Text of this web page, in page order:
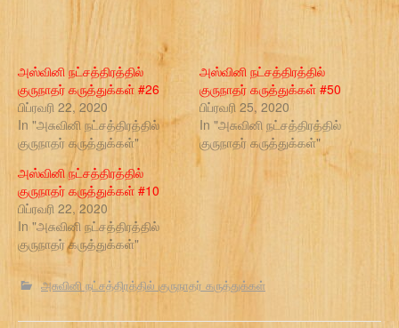
அஸ்வினி நட்சத்திரத்தில்
குருநாதர் கருத்துக்கள் #26
பிப்ரவரி 22, 2020
In "அசுவினி நட்சத்திரத்தில்
குருநாதர் கருத்துக்கள்"
அஸ்வினி நட்சத்திரத்தில்
குருநாதர் கருத்துக்கள் #50
பிப்ரவரி 25, 2020
In "அசுவினி நட்சத்திரத்தில்
குருநாதர் கருத்துக்கள்"
அஸ்வினி நட்சத்திரத்தில்
குருநாதர் கருத்துக்கள் #10
பிப்ரவரி 22, 2020
In "அசுவினி நட்சத்திரத்தில்
குருநாதர் கருத்துக்கள்"
அசுவினி நட்சத்திரத்தில் குருநாதர் கருத்துக்கள்